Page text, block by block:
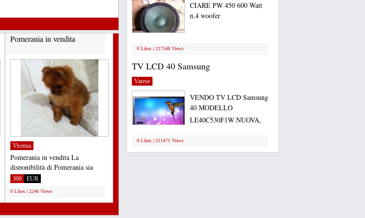
Pomerania in vendita
Vicenza
Pomerania in vendita La
disponibilità di Pomerania sia
maschio che femmina è ora...
300 EUR
0 Likes | 2246 Views
CIARE PW 450 600 Watt
n.4 woofer
0 Likes | 217548 Views
TV LCD 40 Samsung
Varese
VENDO TV LCD Samsung
40 MODELLO
LE40C530F1W NUOVA,
0 Likes | 211471 Views